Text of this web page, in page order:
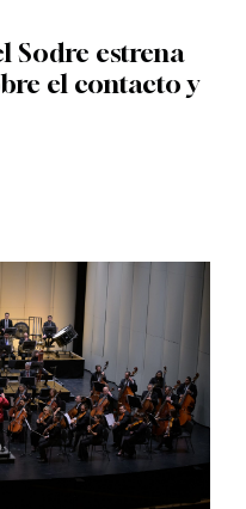
Sodre estrena
el contacto y